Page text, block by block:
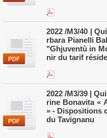
2022 /M3/40 |
rbara Pianelli
"Ghjuventù in
nir du tarif
2022 /M3/39 |
rine Bonavita «
» - Dispositions
du Tavignanu